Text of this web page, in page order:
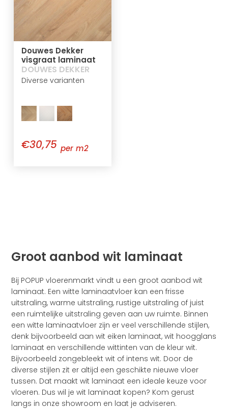
Douwes Dekker
visgraat laminaat
DOUWES DEKKER
Diverse varianten
€30,75 per m2
Groot aanbod wit laminaat
Bij POPUP vloerenmarkt vindt u een groot aanbod wit
laminaat. Een witte laminaatvloer kan een frisse
uitstraling, warme uitstraling, rustige uitstraling of juist
een ruimtelijke uitstraling geven aan uw ruimte. Binnen
een witte laminaatvloer zijn er veel verschillende stijlen,
denk bijvoorbeeld aan wit eiken laminaat, wit hoogglans
laminaat en verschillende wittinten van de kleur wit.
Bijvoorbeeld zongebleekt wit of intens wit. Door de
diverse stijlen zit er altijd een geschikte nieuwe vloer
tussen. Dat maakt wit laminaat een ideale keuze voor
vloeren. Dus wil je wit laminaat kopen? Kom gerust
langs in onze showroom en laat je adviseren.